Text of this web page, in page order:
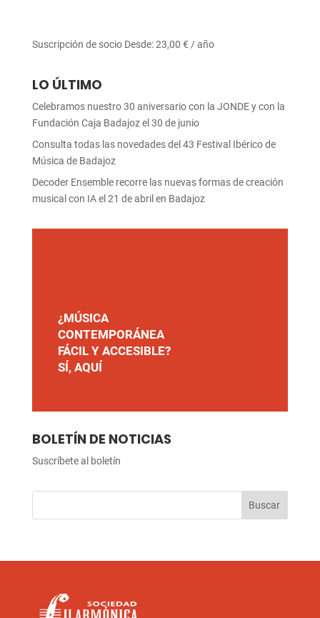
Suscripción de socio Desde:23,00 € / año
LO ÚLTIMO
Celebramos nuestro 30 aniversario con la JONDE y con la
Fundación Caja Badajoz el 30 de junio
Consulta todas las novedades del 43 Festival Ibérico de
Música de Badajoz
Decoder Ensemble recorre las nuevas formas de creación
musical con IA el 21 de abril en Badajoz
¿MÚSICA
CONTEMPORÁNEA
FÁCIL Y ACCESIBLE?
SÍ, AQUÍ
BOLETÍN DE NOTICIAS
Suscríbete al boletín